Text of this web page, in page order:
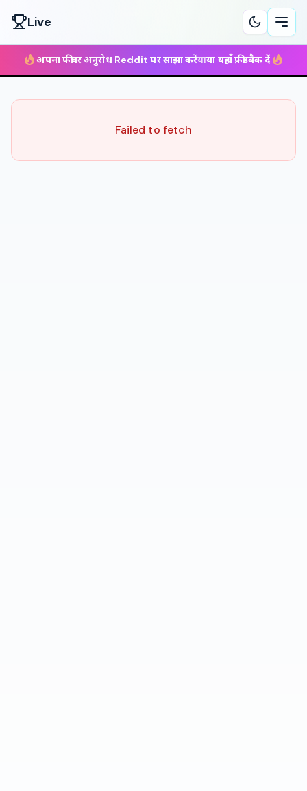
Live
अपना फीचर अनुरोध Reddit पर साझा करेंयाया यहाँ फ़ीडबैक दें
Failed to fetch